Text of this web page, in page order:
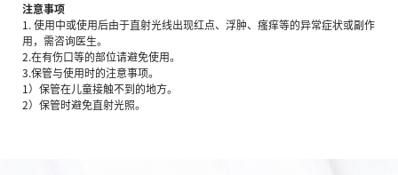
注意事项
1. 使用中或使用后由于直射光线出现红点、浮肿、瘙痒等的异常症状或副作
用，需咨询医生。
2.在有伤口等的部位请避免使用。
3.保管与使用时的注意事项。
1）保管在儿童接触不到的地方。
2）保管时避免直射光照。